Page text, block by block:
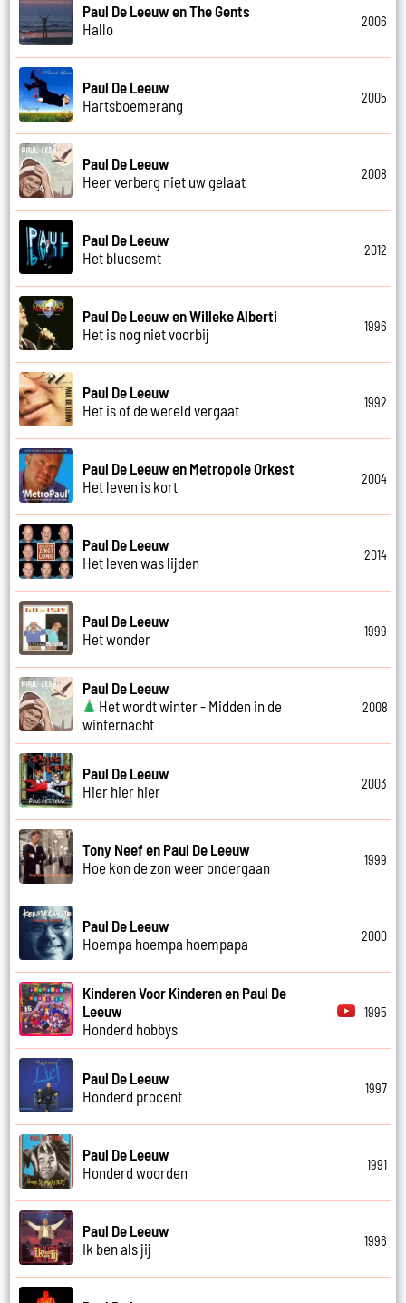
Paul De Leeuw en The Gents
Hallo
2006
Paul De Leeuw
Hartsboemerang
2005
Paul De Leeuw
Heer verberg niet uw gelaat
2008
Paul De Leeuw
Het bluesemt
2012
Paul De Leeuw en Willeke Alberti
Het is nog niet voorbij
1996
Paul De Leeuw
Het is of de wereld vergaat
1992
Paul De Leeuw en Metropole Orkest
Het leven is kort
2004
Paul De Leeuw
Het leven was lijden
2014
Paul De Leeuw
Het wonder
1999
Paul De Leeuw
Het wordt winter - Midden in de
winternacht
2008
Paul De Leeuw
Hier hier hier
2003
Tony Neef en Paul De Leeuw
Hoe kon de zon weer ondergaan
1999
Paul De Leeuw
Hoempa hoempa hoempapa
2000
Kinderen Voor Kinderen en Paul De
Leeuw
Honderd hobbys
1995
Paul De Leeuw
Honderd procent
1997
Paul De Leeuw
Honderd woorden
1991
Paul De Leeuw
Ik ben als jij
1996